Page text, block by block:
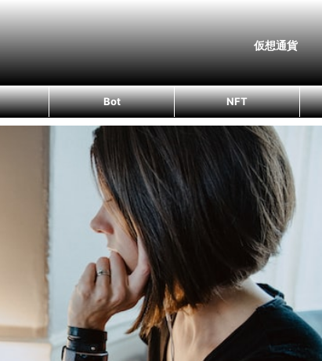
仮想通貨
Bot NFT